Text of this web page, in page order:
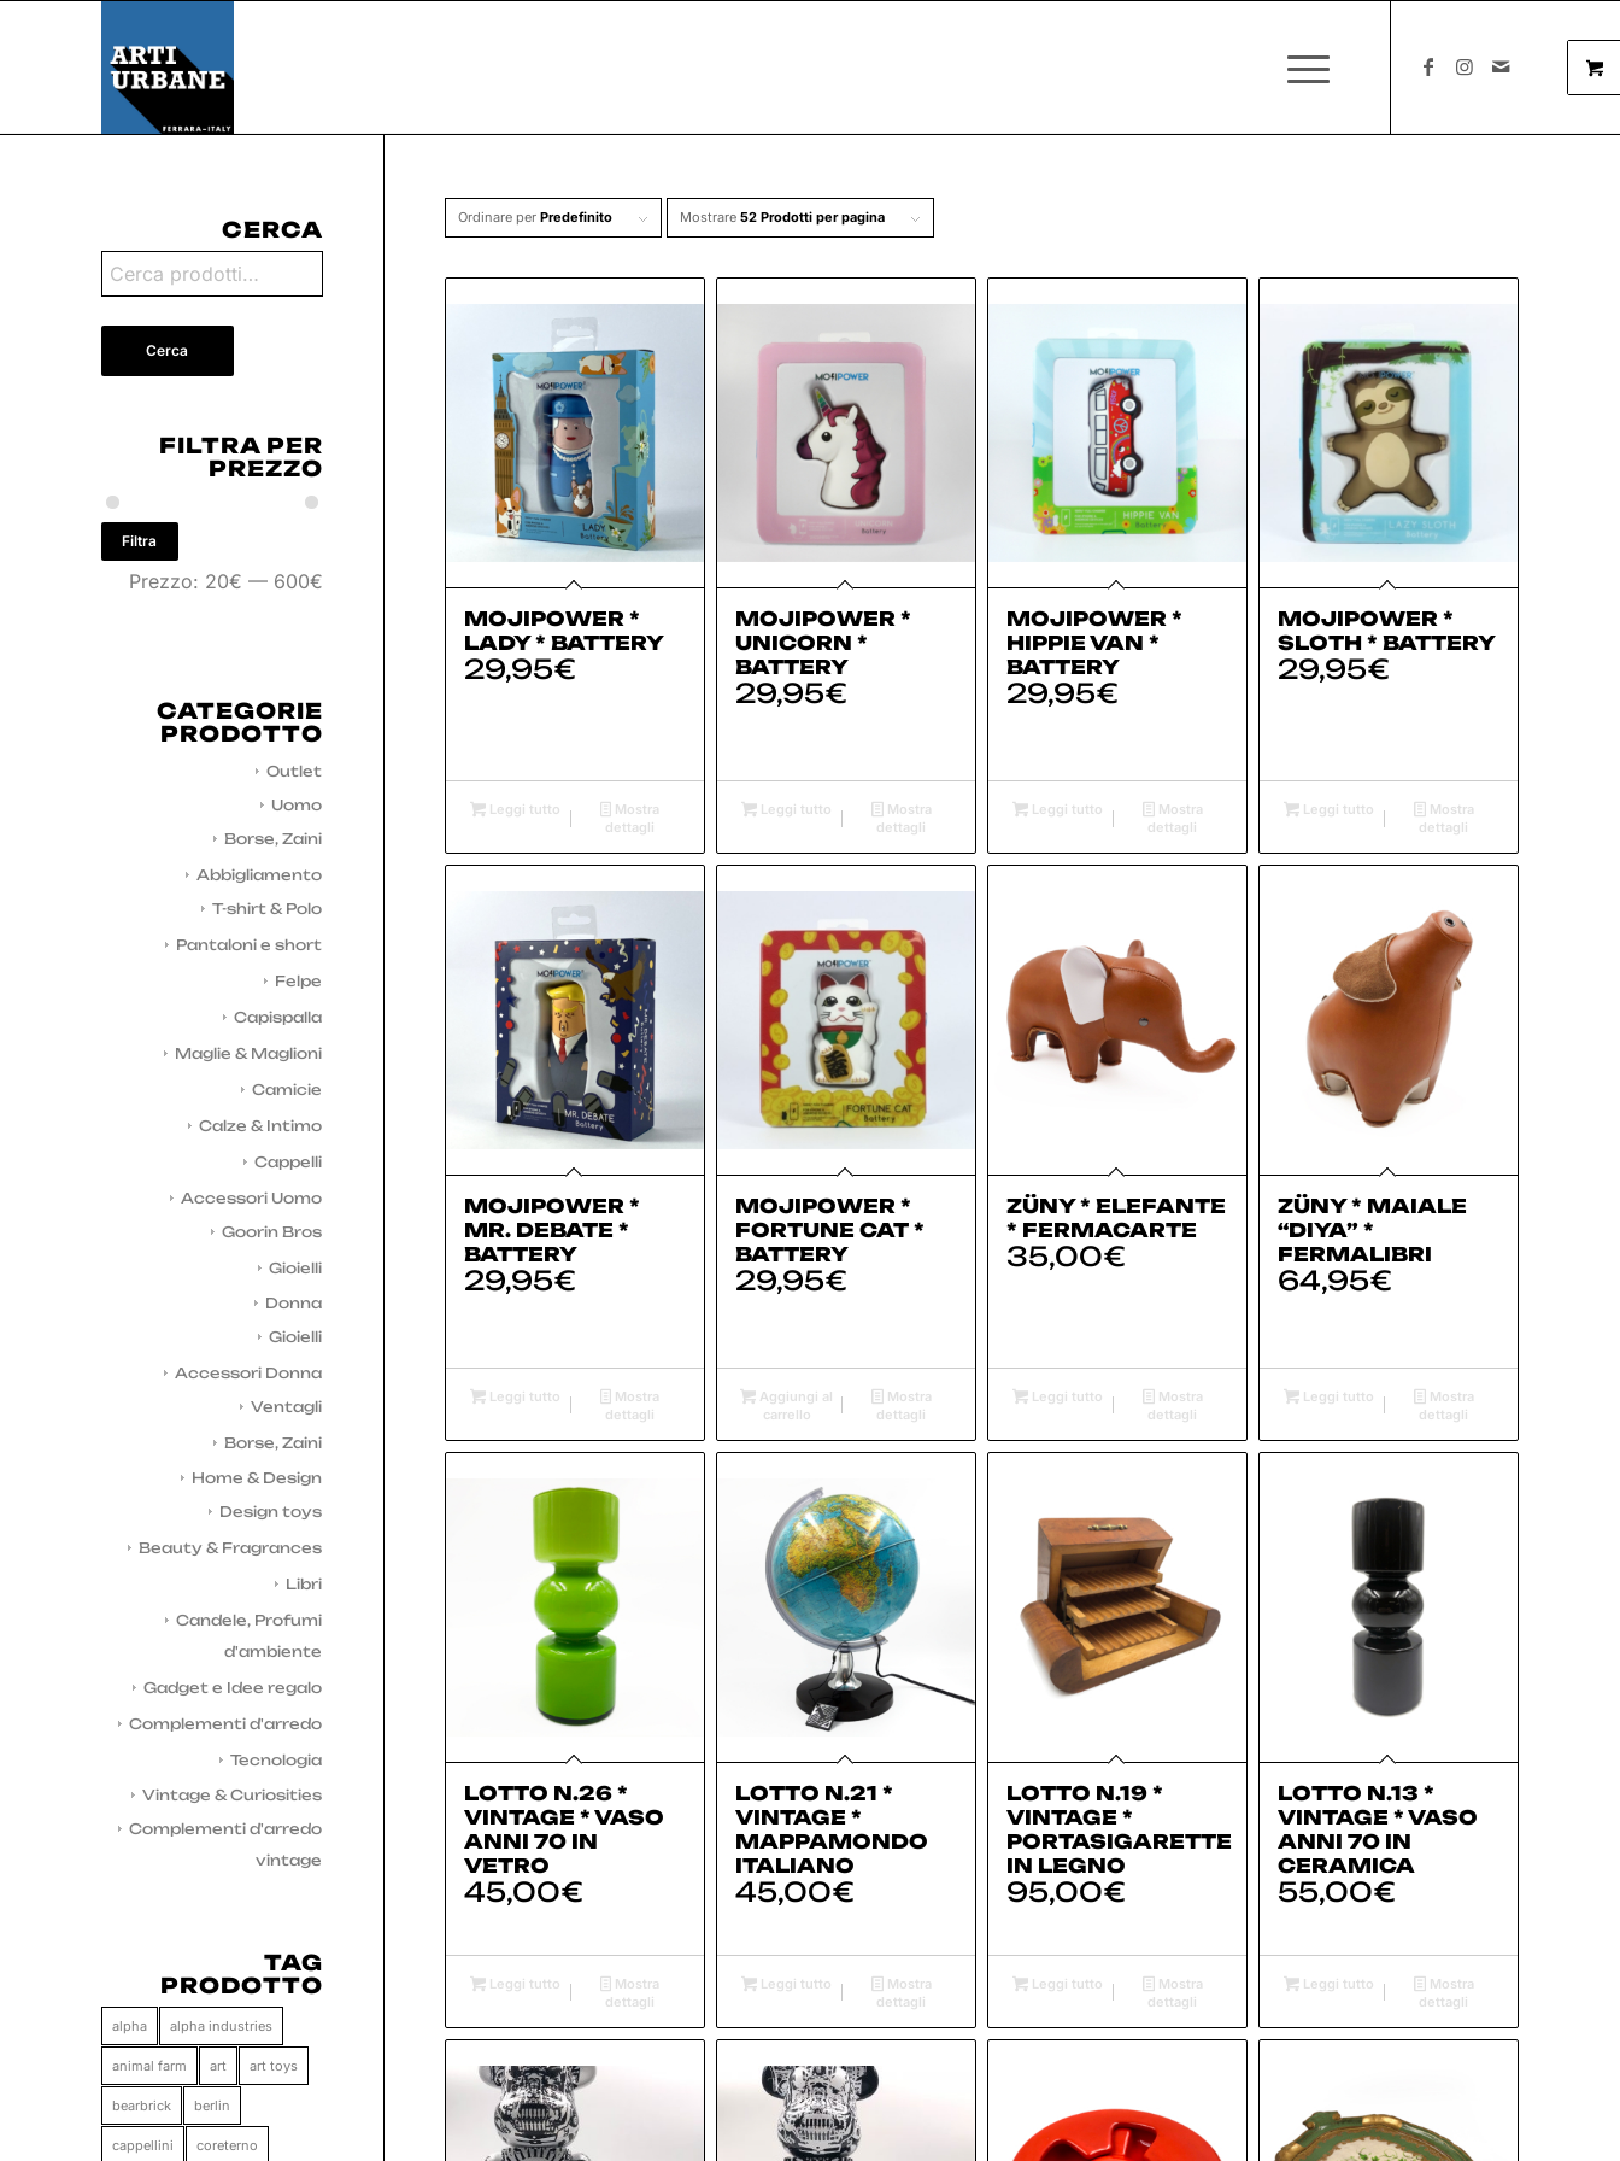
Ordinare per Predefinito Mostrare 52 Prodotti per pagina
MOJIPOWER *
LADY * BATTERY
29,95€
Leggi tutto
Mostra
dettagli
MOJIPOWER *
UNICORN *
BATTERY
29,95€
Leggi tutto
Mostra
dettagli
MOJIPOWER *
HIPPIE VAN *
BATTERY
29,95€
Leggi tutto
Mostra
dettagli
MOJIPOWER *
SLOTH * BATTERY
29,95€
Leggi tutto
Mostra
dettagli
MOJIPOWER *
MR. DEBATE *
BATTERY
29,95€
Leggi tutto
Mostra
dettagli
MOJIPOWER *
FORTUNE CAT *
BATTERY
29,95€
Aggiungi al
carrello
Mostra
dettagli
ZÜNY * ELEFANTE
* FERMACARTE
35,00€
Leggi tutto
Mostra
dettagli
ZÜNY * MAIALE
“DIYA” *
FERMALIBRI
64,95€
Leggi tutto
Mostra
dettagli
LOTTO N.26 *
VINTAGE * VASO
ANNI 70 IN
VETRO
45,00€
Leggi tutto
Mostra
dettagli
LOTTO N.21 *
VINTAGE *
MAPPAMONDO
ITALIANO
45,00€
Leggi tutto
Mostra
dettagli
LOTTO N.19 *
VINTAGE *
PORTASIGARETTE
IN LEGNO
95,00€
Leggi tutto
Mostra
dettagli
LOTTO N.13 *
VINTAGE * VASO
ANNI 70 IN
CERAMICA
55,00€
Leggi tutto
Mostra
dettagli
CERCA
Cerca
FILTRA PER
PREZZO
Filtra
Prezzo: 20€ — 600€
CATEGORIE
PRODOTTO
Outlet
Uomo
Borse, Zaini
Abbigliamento
T-shirt & Polo
Pantaloni e short
Felpe
Capispalla
Maglie & Maglioni
Camicie
Calze & Intimo
Cappelli
Accessori Uomo
Goorin Bros
Gioielli
Donna
Gioielli
Accessori Donna
Ventagli
Borse, Zaini
Home & Design
Design toys
Beauty & Fragrances
Libri
Candele, Profumi
d'ambiente
Gadget e Idee regalo
Complementi d'arredo
Tecnologia
Vintage & Curiosities
Complementi d'arredo
vintage
TAG
PRODOTTO
alpha alpha industries
animal farm art art toys
bearbrick berlin
cappellini coreterno